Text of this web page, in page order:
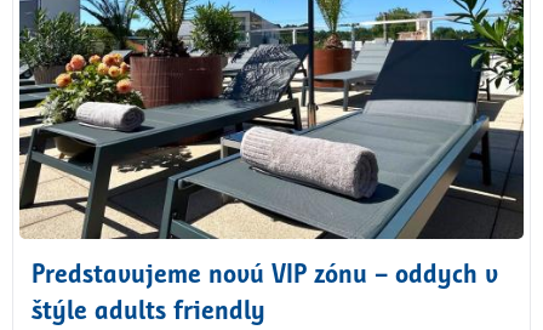
Predstavujeme novú VIP zónu – oddych v
štýle adults friendly